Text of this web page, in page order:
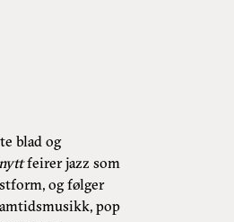
blad og
feirer jazz som
og følger
pop